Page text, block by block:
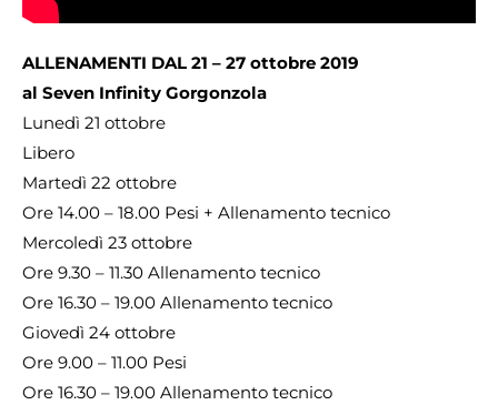
ALLENAMENTI DAL 21 – 27 ottobre 2019
al Seven Infinity Gorgonzola
Lunedì 21 ottobre
Libero
Martedì 22 ottobre
Ore 14.00 – 18.00 Pesi + Allenamento tecnico
Mercoledì 23 ottobre
Ore 9.30 – 11.30 Allenamento tecnico
Ore 16.30 – 19.00 Allenamento tecnico
Giovedì 24 ottobre
Ore 9.00 – 11.00 Pesi
Ore 16.30 – 19.00 Allenamento tecnico